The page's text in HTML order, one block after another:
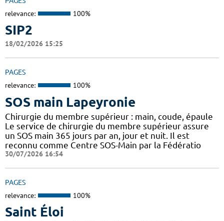
relevance: 100%
SIP2
18/02/2026 15:25
PAGES
relevance: 100%
SOS main Lapeyronie
Chirurgie du membre supérieur : main, coude, épaule
Le service de chirurgie du membre supérieur assure
un SOS main 365 jours par an, jour et nuit. Il est
reconnu comme Centre SOS-Main par la Fédératio
30/07/2026 16:54
PAGES
relevance: 100%
Saint Éloi